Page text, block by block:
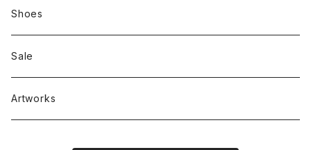
Zine、Other
Sweatshirts
Bag & Accessories
Mixcd
RC SLUM / ROYALTY CLUB
雑貨
Shoes
Sale
Artworks